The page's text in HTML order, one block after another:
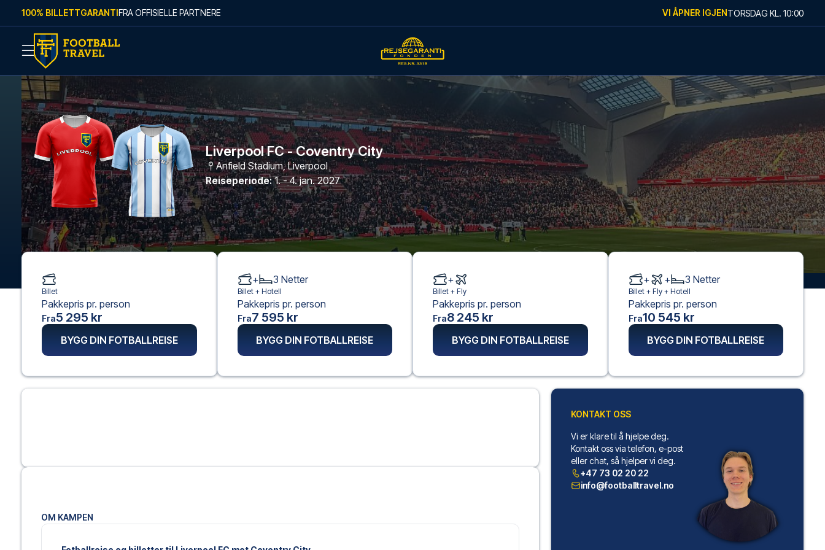
Skip to content
100% BILLETTGARANTIFRA OFFISIELLE PARTNERE VI ÅPNER IGJENTORSDAG KL. 10:00
Liverpool FC - Coventry City
Anfield Stadium,Liverpool
Reiseperiode: 1. - 4. jan. 2027
OM KAMPEN
Billet
Pakkepris pr. person
Fra5 295 kr
BYGG DIN FOTBALLREISE
+ 3 Netter
Billet + Hotell
Pakkepris pr. person
Fra7 595 kr
BYGG DIN FOTBALLREISE
+
Billet + Fly
Pakkepris pr. person
Fra8 245 kr
BYGG DIN FOTBALLREISE
+ + 3 Netter
Billet + Fly+ Hotell
Pakkepris pr. person
Fra10 545 kr
BYGG DIN FOTBALLREISE
KONTAKT OSS
Vi er klare til å hjelpe deg.
Kontakt oss via telefon, e-post
eller chat, så hjelper vi deg.
+47 73 02 20 22
info@footballtravel.no